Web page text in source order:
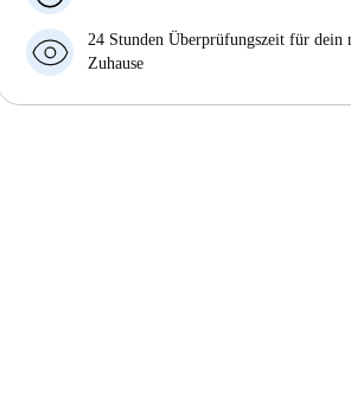
Falls der Vermieter deine Buchung
storniert, werden wir dir entweder A) ein
finden oder B) den gezahlten Betrag
24 Stunden Überprüfungszeit für dein neues
Zuhause